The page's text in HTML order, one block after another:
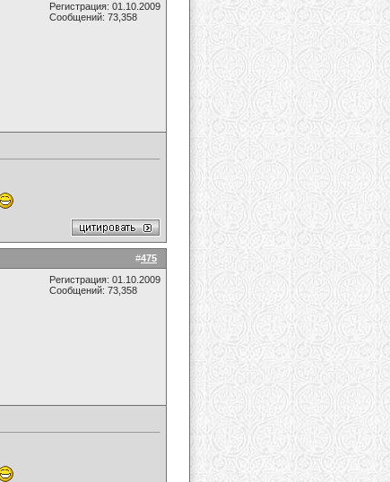
Регистрация: 01.10.2009
Сообщений: 73,358
#475
Регистрация: 01.10.2009
Сообщений: 73,358